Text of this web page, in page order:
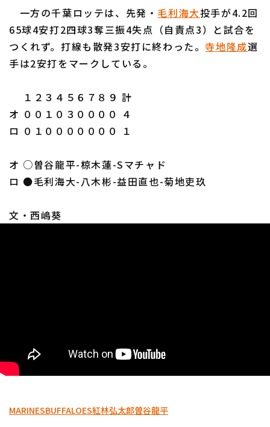
特定商取引法の表示 アルバイト募集 （別ウィンドウで開く
一方の千葉ロッテは、先発・ 毛利海大投手が4.2回
65球4安打2四球3奪三振4失点（自責点3）と試合を
つくれず。打線も散発3安打に終わった。寺地隆成選
手は2安打をマークしている。
１２３４５６７８９ 計
オ ００１０３００００ ４
ロ ０１０００００００ １
オ ○曽谷龍平-椋木蓮-Sマチャド
ロ ●毛利海大-八木彬-益田直也-菊地吏玖
文・西嶋葵
MARINESBUFFALOES紅林弘太郎曽谷龍平